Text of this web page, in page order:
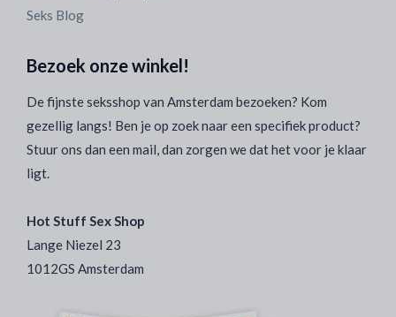
Seks Blog
Bezoek onze winkel!
De fijnste seksshop van Amsterdam bezoeken? Kom
gezellig langs! Ben je op zoek naar een specifiek product?
Stuur ons dan een mail, dan zorgen we dat het voor je klaar
ligt.
Hot Stuff Sex Shop
Lange Niezel 23
1012GS Amsterdam